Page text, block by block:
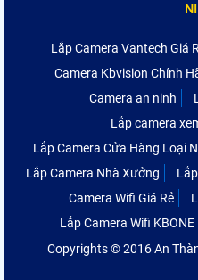
Lắp Camera Vantech Giá
Camera Kbvision Chính
Camera an ninh
Lắp camera
Lắp Camera Cửa Hàng Loại
Lắp Camera Nhà Xưởng
Camera Wifi Giá Rẻ
Lắp Camera Wifi KBONE
Copyrights © 2016 An